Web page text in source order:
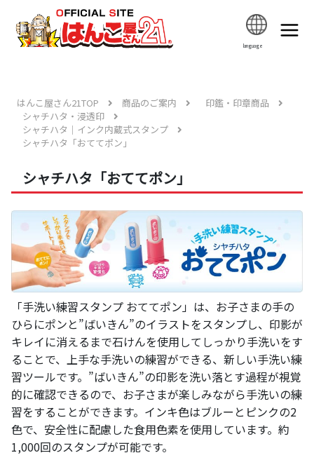
language
はんこ屋さん21TOP 商品のご案内
印鑑・印章商品
シャチハタ・浸透印
シャチハタ｜インク内蔵式スタンプ
シャチハタ「おててポン」
シャチハタ「おててポン」
「手洗い練習スタンプ おててポン」は、お子さまの手の
ひらにポンと”ばいきん”のイラストをスタンプし、印影が
キレイに消えるまで石けんを使用してしっかり手洗いをす
ることで、上手な手洗いの練習ができる、新しい手洗い練
習ツールです。”ばいきん”の印影を洗い落とす過程が視覚
的に確認できるので、お子さまが楽しみながら手洗いの練
習をすることができます。インキ色はブルーとピンクの2
色で、安全性に配慮した食用色素を使用しています。約
1,000回のスタンプが可能です。